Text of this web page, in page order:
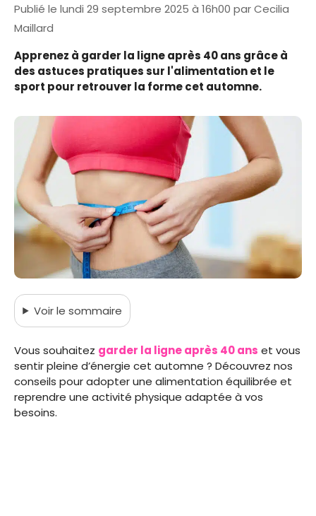
Publié le lundi 29 septembre 2025 à 16h00 parCecilia
Maillard
Apprenez à garder la ligne après 40 ans grâce à
des astuces pratiques sur l'alimentation et le
sport pour retrouver la forme cet automne.
Voirle sommaire
Vous souhaitez garder la ligne après 40 ans et vous
sentir pleine d’énergie cet automne ? Découvrez nos
conseils pour adopter une alimentation équilibrée et
reprendre une activité physique adaptée à vos
besoins.